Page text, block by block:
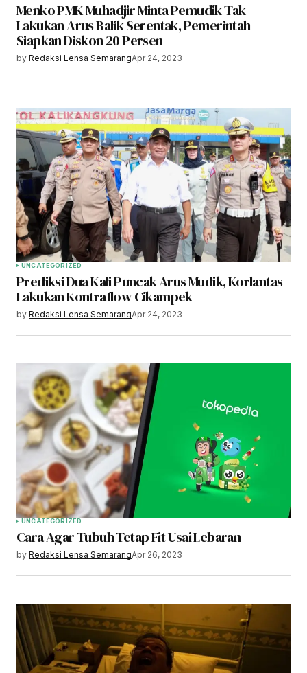
Menko PMK Muhadjir Minta Pemudik Tak
Lakukan Arus Balik Serentak, Pemerintah
Siapkan Diskon 20 Persen
by Redaksi Lensa SemarangApr 24, 2023
UNCATEGORIZED
Prediksi Dua Kali Puncak Arus Mudik, Korlantas
Lakukan Kontraflow Cikampek
by Redaksi Lensa SemarangApr 24, 2023
UNCATEGORIZED
Cara Agar Tubuh Tetap Fit Usai Lebaran
by Redaksi Lensa SemarangApr 26, 2023